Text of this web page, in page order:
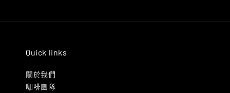
Quick links
關於我們
咖啡團隊